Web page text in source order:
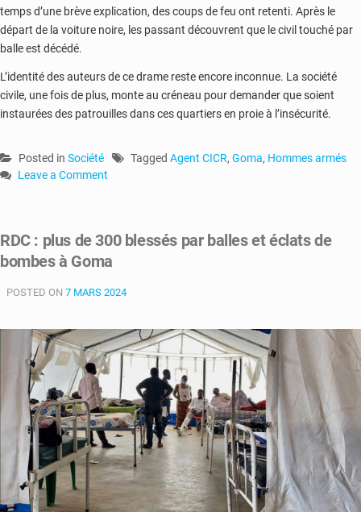
temps d’une brève explication, des coups de feu ont retenti. Après le
départ de la voiture noire, les passant découvrent que le civil touché par
balle est décédé.
L’identité des auteurs de ce drame reste encore inconnue. La société
civile, une fois de plus, monte au créneau pour demander que soient
instaurées des patrouilles dans ces quartiers en proie à l’insécurité.
Posted in Société Tagged Agent CICR, Goma, Hommes armés
Leave a Comment
un
agent
CICR
par
des
hommes
armés
RDC : plus de 300 blessés par balles et éclats de
bombes à Goma
POSTED ON 7 MARS 2024